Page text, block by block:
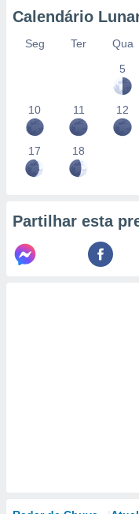
Calendário
Seg Ter Qua
5
10 11 12
17 18
Partilhar esta